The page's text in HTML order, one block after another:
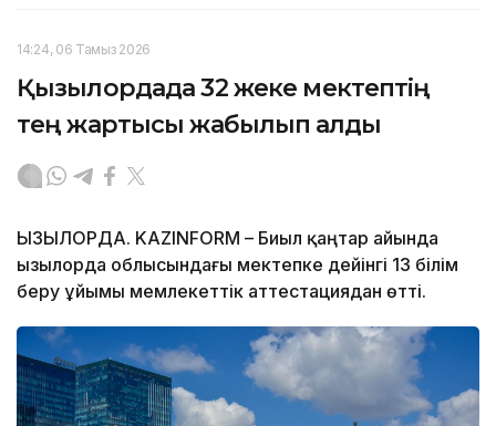
14:24, 06 Тамыз 2026
Қызылордада 32 жеке мектептің
тең жартысы жабылып қалды
ҚЫЗЫЛОРДА. KAZINFORM – Биыл қаңтар айында
Қызылорда облысындағы мектепке дейінгі 13 білім
беру ұйымы мемлекеттік аттестациядан өтті.